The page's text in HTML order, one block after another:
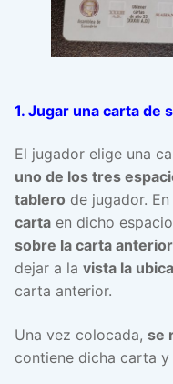
1. Jugar una carta de
El jugador elige una
uno de los tres
tablero de jugador.
carta en dicho
sobre la carta anterior
dejar a la vista la
carta anterior.
Una vez colocada, se
contiene dicha carta